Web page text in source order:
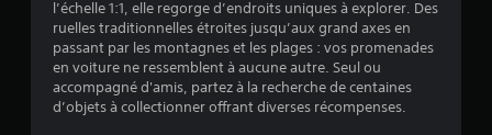
t
o
i
l’échelle 1:1, elle regorge d’endroits uniques à explorer. Des
ruelles traditionnelles étroites jusqu’aux grand axes en
passant par les montagnes et les plages : vos promenades
en voiture ne ressemblent à aucune autre. Seul ou
accompagné d'amis, partez à la recherche de centaines
d’objets à collectionner offrant diverses récompenses.